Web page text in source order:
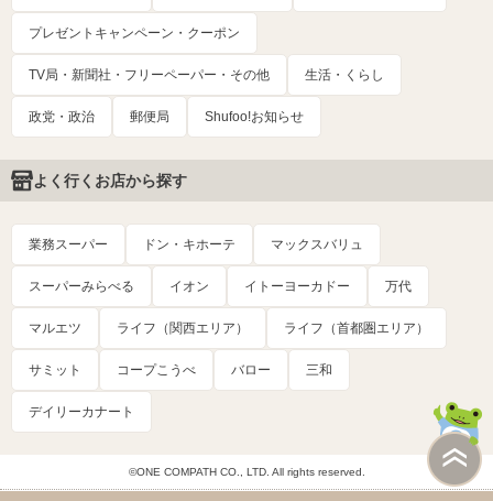
プレゼントキャンペーン・クーポン
TV局・新聞社・フリーペーパー・その他 生活・くらし
政党・政治 郵便局 Shufoo!お知らせ
よく行くお店から探す
業務スーパー ドン・キホーテ マックスバリュ
スーパーみらべる イオン イトーヨーカドー 万代
マルエツ ライフ（関西エリア） ライフ（首都圏エリア）
サミット コープこうべ バロー 三和
デイリーカナート
©ONE COMPATH CO., LTD. All rights reserved.